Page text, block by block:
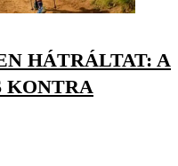
HÁTRÁLTAT: A
KONTRA